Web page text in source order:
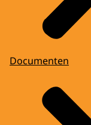
Documenten